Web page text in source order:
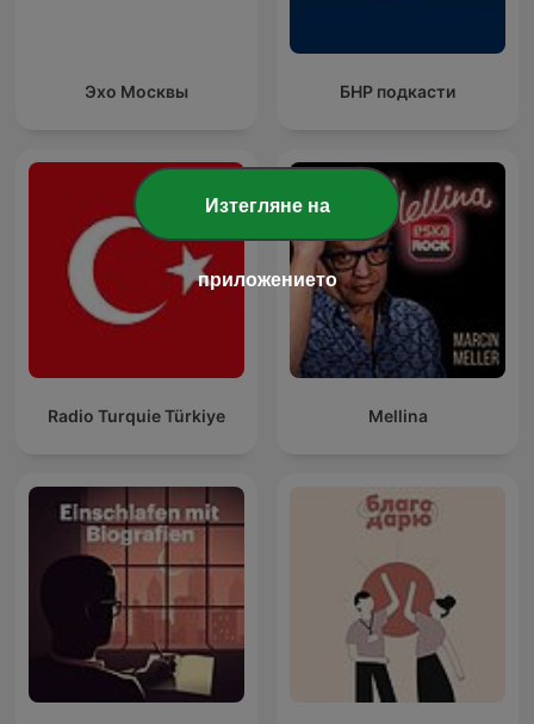
Эхо Москвы БНР подкасти
Radio Turquie Türkiye Mellina
Изтегляне на
приложението